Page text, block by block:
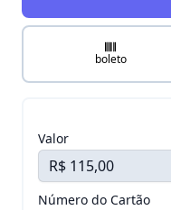
boleto
Valor
Número do Cartão